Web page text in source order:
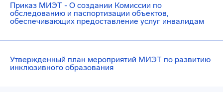
Приказ МИЭТ - О создании Комиссии по
обследованию и паспортизации объектов,
обеспечивающих предоставление услуг инвалидам
Утвержденный план мероприятий МИЭТ по развитию
инклюзивного образования